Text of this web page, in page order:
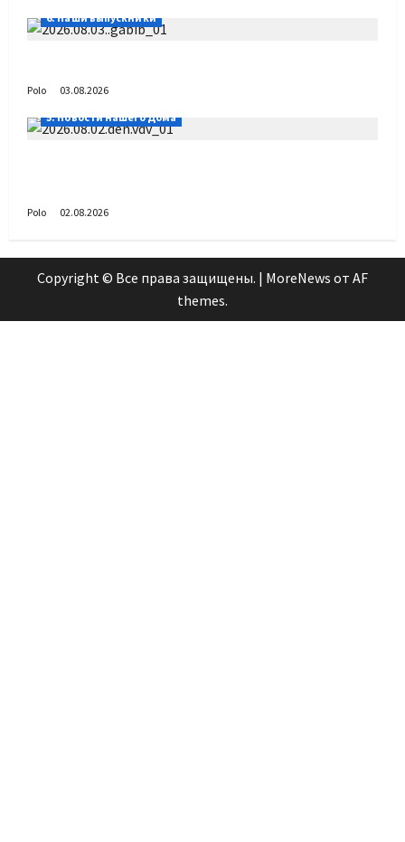
6. Наши выпускники
Polo
03.08.2026
5. Новости нашего Дома
Polo 02.08.2026
Copyright © Все права защищены. | MoreNews от AF
themes.